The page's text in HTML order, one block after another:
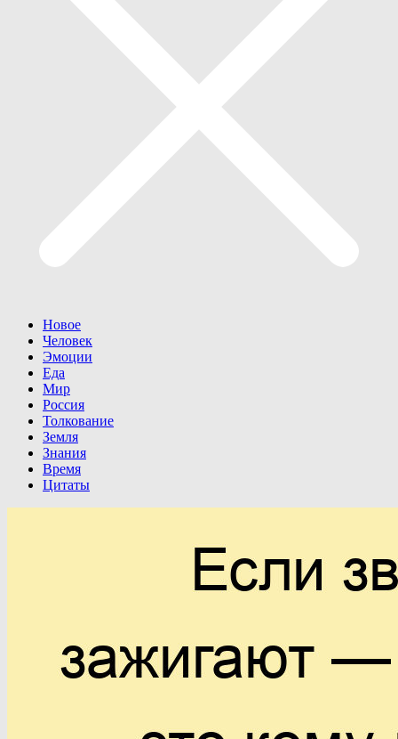
Новое
Человек
Эмоции
Еда
Мир
Россия
Толкование
Земля
Знания
Время
Цитаты